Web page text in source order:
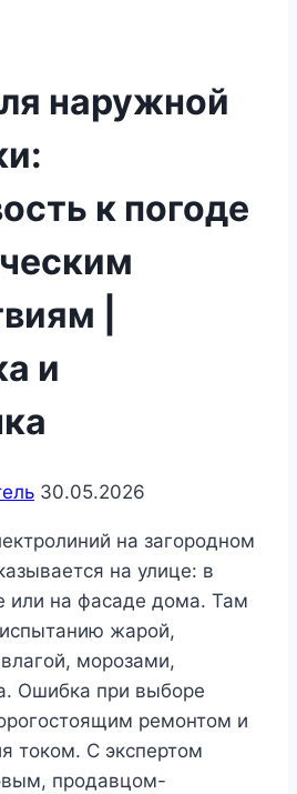
наружной
к погоде
|
и
30.05.2026
на загородном
на улице: в
или на фасаде дома. Там
жарой,
морозами,
Ошибка при выборе
ремонтом и
током. С экспертом
продавцом-